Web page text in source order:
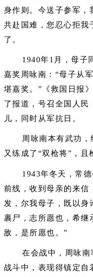
身作则。今送子参军，
共赴国难，您忍心拒我
了。
1940年1月，母子
嘉奖周咏南：“母子从
堪嘉奖。”《救国日报
了报道，号召全国人民
儿，同时从军抗日。
周咏南本有武功
又练成了“双枪将”，且
1943年冬天，常
前线，收到母亲的来信
发，尔我母子，既以身
裹尸，志所愿也，希继
敌，是所愿也。”
在会战中，周咏
战斗中，表现得镇定自